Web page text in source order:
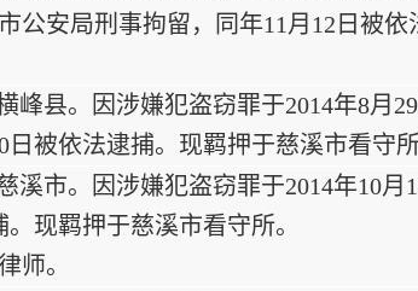
公安局刑事拘留，同年11月12日被
县。因涉嫌犯盗窃罪于2014年8月
被依法逮捕。现羁押于慈溪市看守所
市。因涉嫌犯盗窃罪于2014年10月
现羁押于慈溪市看守所。
师。